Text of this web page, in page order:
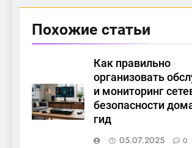
Похожие статьи
Как правильно
организовать
и мониторинг
безопасности
гид
05.07.2025
0